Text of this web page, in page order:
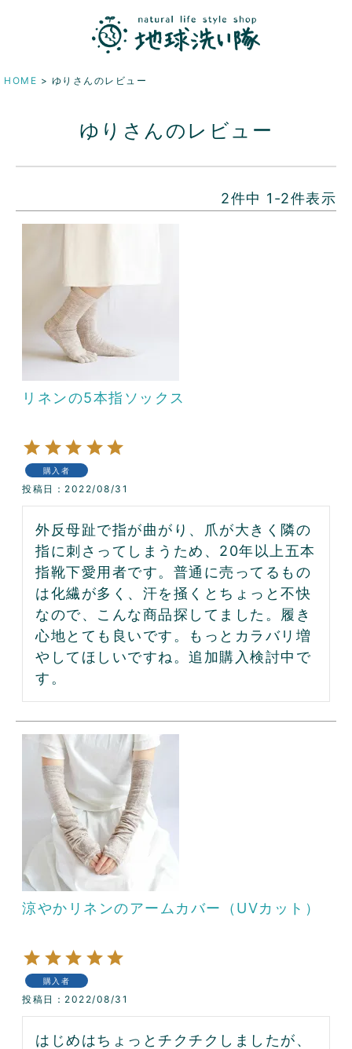
HOME ゆりさんのレビュー
ゆりさんのレビュー
2件中 1 -2件表示
リネンの5本指ソックス
購入者
投稿日 2022/08/31
外反母趾で指が曲がり、爪が大きく隣の
指に刺さってしまうため、20年以上五本
指靴下愛用者です。普通に売ってるもの
は化繊が多く、汗を掻くとちょっと不快
なので、こんな商品探してました。履き
心地とても良いです。もっとカラバリ増
やしてほしいですね。追加購入検討中で
す。
涼やかリネンのアームカバー（UVカット）
購入者
投稿日 2022/08/31
はじめはちょっとチクチクしましたが、